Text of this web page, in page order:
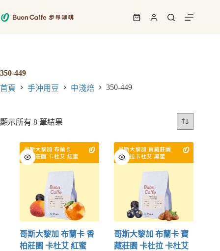
至
購
350-449
首頁
手沖用豆 中淺焙 350-449
顯示所有 8 筆結果
哥斯大黎加 布蘭卡 香
柏莊園 卡杜艾 紅蜜
哥斯大黎加 布蘭卡 寶
藏莊園 卡杜拉 卡杜艾